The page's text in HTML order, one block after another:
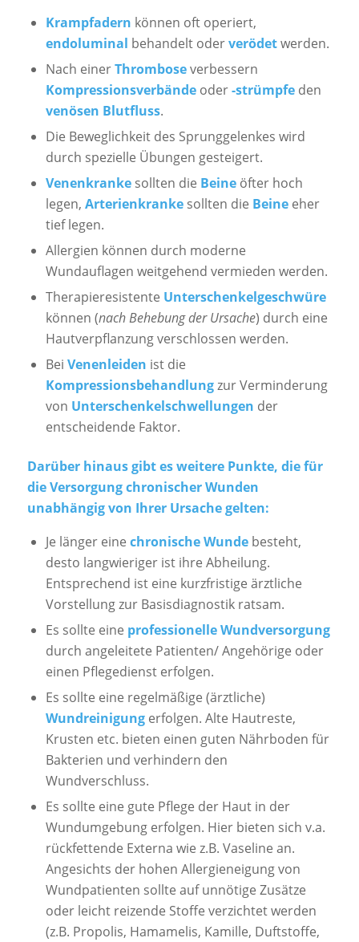
Krampfadern können oft operiert,
endoluminal behandelt oderverödetwerden.
Nach einerThromboseverbessern
Kompressionsverbändeoder-strümpfeden
venösen Blutfluss.
Die Beweglichkeit des Sprunggelenkes wird
durch spezielle Übungen gesteigert.
Venenkrankesollten die Beineöfter hoch
legen, Arterienkrankesollten die Beineeher
tief legen.
Allergien können durch moderne
Wundauflagen weitgehend vermieden werden.
Therapieresistente Unter­schenkel­geschwüre
können (nach Behebung der Ursache) durch eine
Hautverpflanzung verschlossen werden.
Bei Venenleiden ist die
Kompressionsbehandlungzur Verminderung
von Unterschenkelschwellungen der
entscheidende Faktor.
Darüber hinaus gibt es weitere Punkte, die für
die Versorgung chronischer Wunden
unabhängig von Ihrer Ursache gelten:
Je länger eine chronische Wundebesteht,
desto langwieriger ist ihre Abheilung.
Entsprechend ist eine kurzfristige ärztliche
Vorstellung zur Basisdiagnostik ratsam.
Es sollte eine professionelle Wundversorgung
durch angeleitete Patienten/ Angehörige oder
einen Pflegedienst erfolgen.
Es sollte eine regelmäßige (ärztliche)
Wundreinigungerfolgen. Alte Hautreste,
Krusten etc. bieten einen guten Nährboden für
Bakterien und verhindern den
Wundverschluss.
Es sollte eine gute Pflege der Haut in der
Wundumgebung erfolgen. Hier bieten sich v.a.
rückfettende Externa wie z.B. Vaseline an.
Angesichts der hohen Allergieneigung von
Wundpatienten sollte auf unnötige Zusätze
oder leicht reizende Stoffe verzichtet werden
(z.B. Propolis, Hamamelis, Kamille, Duftstoffe,